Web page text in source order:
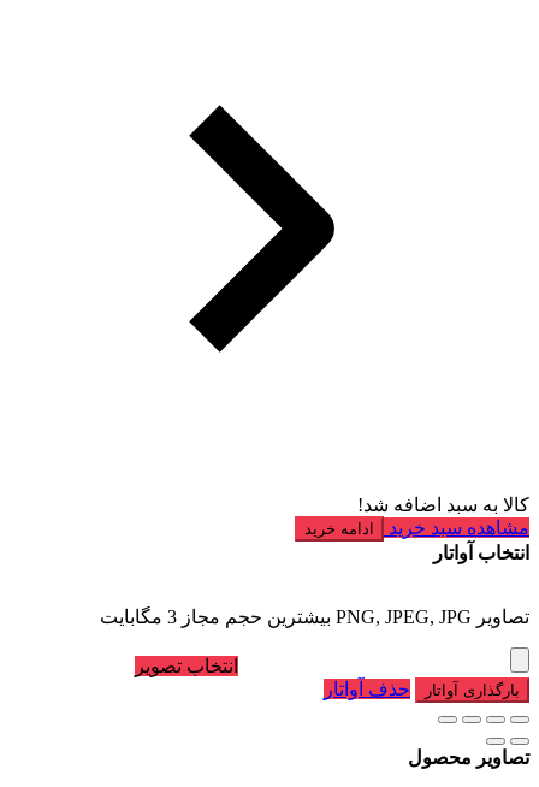
کالا به سبد اضافه شد!
مشاهده سبد خرید
ادامه خرید
انتخاب آواتار
تصاویر PNG, JPEG, JPG بیشترین حجم مجاز 3 مگابایت
انتخاب تصویر
بارگذاری آواتار حذف آواتار
تصاویر محصول